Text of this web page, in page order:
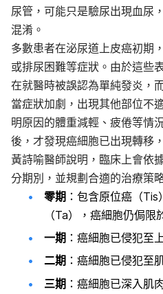
尿管，可能只是驗尿出現血尿
混淆。
多數患者在泌尿道上皮癌初期
或排尿困難等症狀。由於這些
在就醫時被誤認為單純發炎，
當症狀加劇，出現其他部位不
明原因的體重減輕、疲倦等情
後，才發現癌細胞已出現轉移
黃詩喻醫師說明，臨床上會依
分期別，並規劃合適的治療策略
零期 ：包含原位癌（
（Ta），癌細胞仍侷限
一期 ：癌細胞已侵犯至
二期 ：癌細胞已侵犯至
三期 ：癌細胞已深入肌